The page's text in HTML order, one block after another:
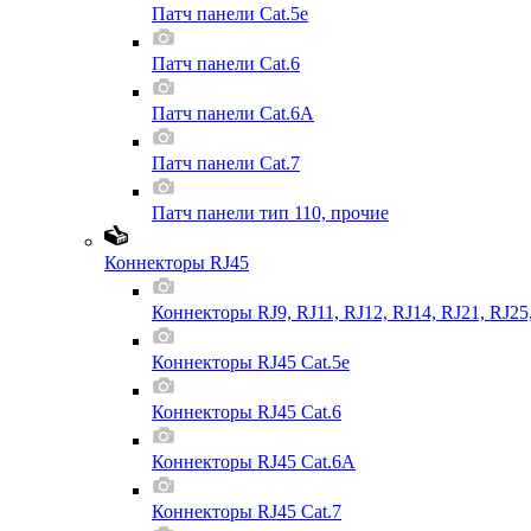
Патч панели Cat.5e
Патч панели Cat.6
Патч панели Cat.6A
Патч панели Cat.7
Патч панели тип 110, прочие
Коннекторы RJ45
Коннекторы RJ9, RJ11, RJ12, RJ14, RJ21,
Коннекторы RJ45 Cat.5e
Коннекторы RJ45 Cat.6
Коннекторы RJ45 Cat.6A
Коннекторы RJ45 Cat.7